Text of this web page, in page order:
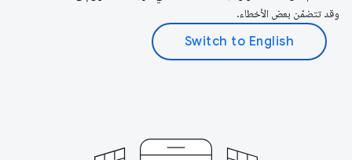
وقد تتضمّن بعض الأخطاء.